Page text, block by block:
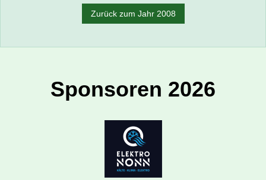
Zurück zum Jahr 2008
Sponsoren 2026